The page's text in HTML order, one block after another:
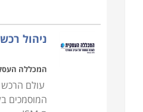
עבור מי מתאימים
התמ"ת. בסיום הקורס
לרכש ולוגיסטיקה
ניהול
המכללה
עולם